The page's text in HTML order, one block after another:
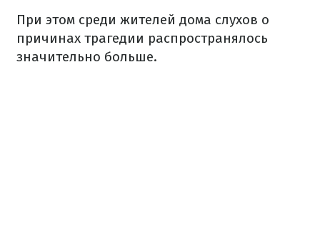
При этом среди жителей дома слухов о
причинах трагедии распространялось
значительно больше.